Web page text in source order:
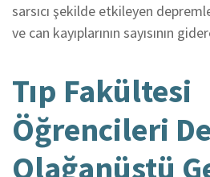
sarsıcı şekilde etkileyen
ve can kayıplarının sayısının
Tıp Fakültesi
Öğrencileri
Olağanüstü